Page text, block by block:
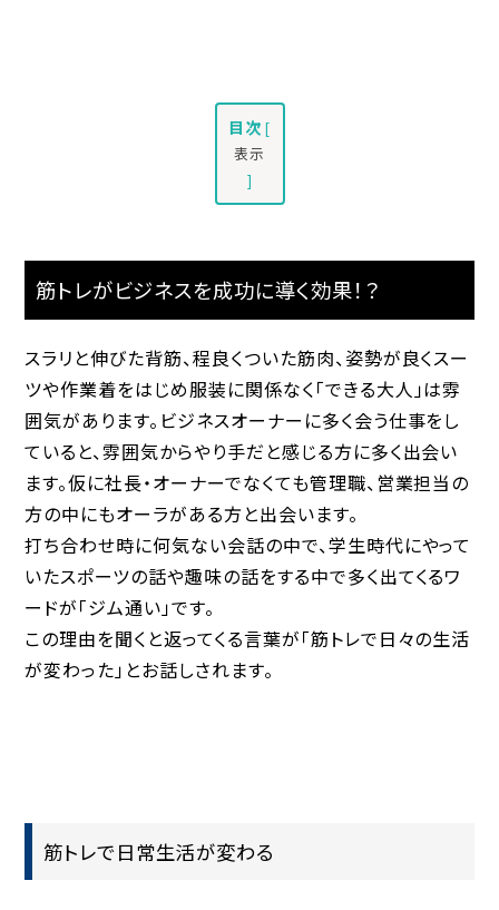
目次 [
表示
]
筋トレがビジネスを成功に導く効果！？
スラリと伸びた背筋、程良くついた筋肉、姿勢が良くスー
ツや作業着をはじめ服装に関係なく「できる大人」は雰
囲気があります。ビジネスオーナーに多く会う仕事をし
ていると、雰囲気からやり手だと感じる方に多く出会い
ます。仮に社長・オーナーでなくても管理職、営業担当の
方の中にもオーラがある方と出会います。
打ち合わせ時に何気ない会話の中で、学生時代にやって
いたスポーツの話や趣味の話をする中で多く出てくるワ
ードが「ジム通い」です。
この理由を聞くと返ってくる言葉が「筋トレで日々の生活
が変わった」とお話しされます。
筋トレで日常生活が変わる